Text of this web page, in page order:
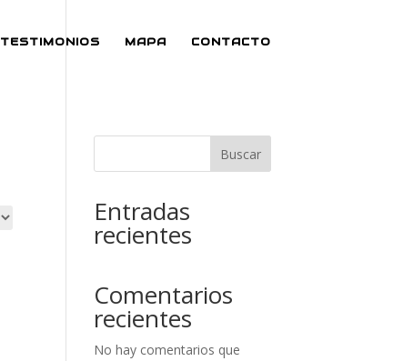
TESTIMONIOS MAPA CONTACTO
Buscar
Entradas
recientes
Comentarios
recientes
No hay comentarios que